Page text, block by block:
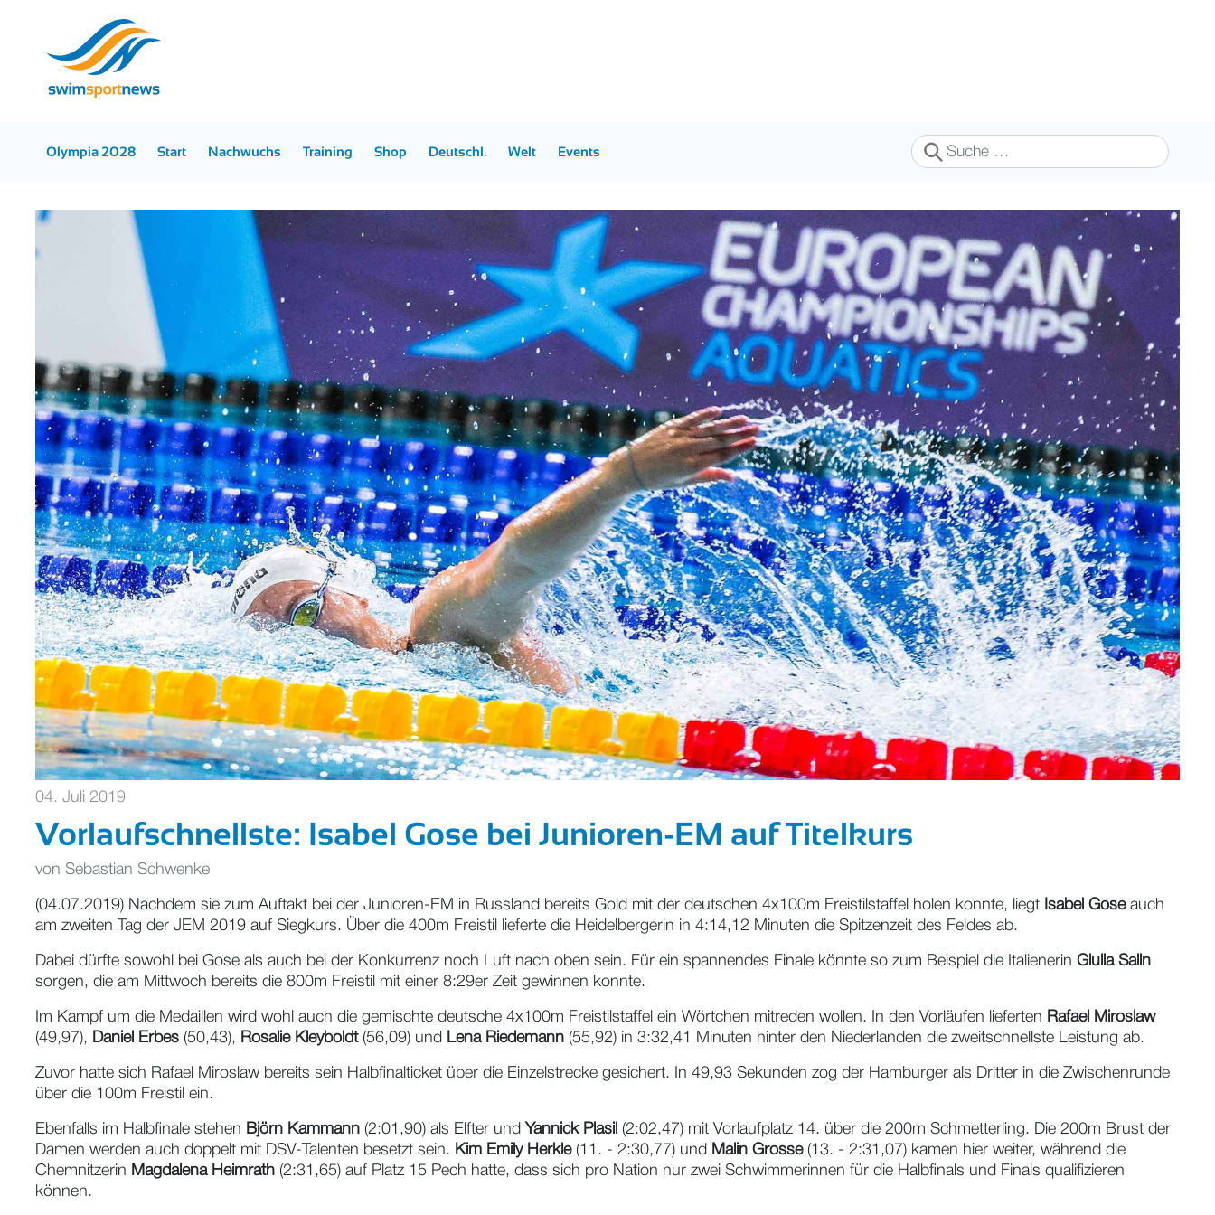
Olympia 2028 Start Nachwuchs Training Shop Deutschl. Welt Events
Suchen
04. Juli 2019
Vorlaufschnellste: Isabel Gose bei Junioren-EM auf Titelkurs
von Sebastian Schwenke
(04.07.2019) Nachdem sie zum Auftakt bei der Junioren-EM in Russland bereits Gold mit der deutschen 4x100m Freistilstaffel holen konnte, liegt Isabel Goseauch
am zweiten Tag der JEM 2019 auf Siegkurs. Über die 400m Freistil lieferte die Heidelbergerin in 4:14,12 Minuten die Spitzenzeit des Feldes ab.
Dabei dürfte sowohl bei Gose als auch bei der Konkurrenz noch Luft nach oben sein. Für ein spannendes Finale könnte so zum Beispiel die Italienerin Giulia Salin
sorgen, die am Mittwoch bereits die 800m Freistil mit einer 8:29er Zeit gewinnen konnte.
Im Kampf um die Medaillen wird wohl auch die gemischte deutsche 4x100m Freistilstaffel ein Wörtchen mitreden wollen. In den Vorläufen lieferten Rafael Miroslaw
(49,97), Daniel Erbes (50,43), Rosalie Kleyboldt(56,09) und Lena Riedemann (55,92) in 3:32,41 Minuten hinter den Niederlanden die zweitschnellste Leistung ab.
Zuvor hatte sich Rafael Miroslaw bereits sein Halbfinalticket über die Einzelstrecke gesichert. In 49,93 Sekunden zog der Hamburger als Dritter in die Zwischenrunde
über die 100m Freistil ein.
Ebenfalls im Halbfinale stehen Björn Kammann (2:01,90) als Elfter und Yannick Plasil (2:02,47) mit Vorlaufplatz 14. über die 200m Schmetterling. Die 200m Brust der
Damen werden auch doppelt mit DSV-Talenten besetzt sein. Kim Emily Herkle(11. - 2:30,77) und Malin Grosse(13. - 2:31,07) kamen hier weiter, während die
Chemnitzerin Magdalena Heimrath (2:31,65) auf Platz 15 Pech hatte, dass sich pro Nation nur zwei Schwimmerinnen für die Halbfinals und Finals qualifizieren
können.